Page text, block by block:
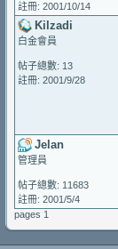
註冊: 2001/10/14
Kilzadi
白金會員
帖子總數: 13
註冊: 2001/9/28
Jelan
管理員
帖子總數: 11683
註冊: 2001/5/4
pages 1